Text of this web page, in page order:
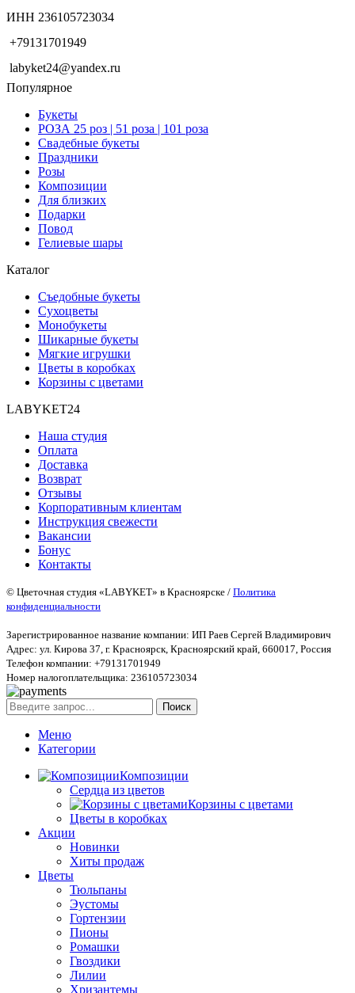
ИНН 236105723034
+79131701949
labyket24@yandex.ru
Популярное
Букеты
РОЗА 25 роз | 51 роза | 101 роза
Свадебные букеты
Праздники
Розы
Композиции
Для близких
Подарки
Повод
Гелиевые шары
Каталог
Съедобные букеты
Сухоцветы
Монобукеты
Шикарные букеты
Мягкие игрушки
Цветы в коробках
Корзины с цветами
LABYKET24
Наша студия
Оплата
Доставка
Возврат
Отзывы
Корпоративным клиентам
Инструкция свежести
Вакансии
Бонус
Контакты
© Цветочная студия «LABYKET» в Красноярске / Политика
конфиденциальности
Зарегистрированное название компании: ИП Раев Сергей Владимирович
Адрес: ул. Кирова 37, г. Красноярск, Красноярский край, 660017, Россия
Телефон компании: +79131701949
Номер налогоплательщика: 236105723034
Поиск
Меню
Категории
Композиции
Сердца из цветов
Корзины с цветами
Цветы в коробках
Акции
Новинки
Хиты продаж
Цветы
Тюльпаны
Эустомы
Гортензии
Пионы
Ромашки
Гвоздики
Лилии
Хризантемы